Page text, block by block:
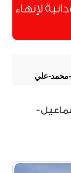
لإنهاء
محمد-علي